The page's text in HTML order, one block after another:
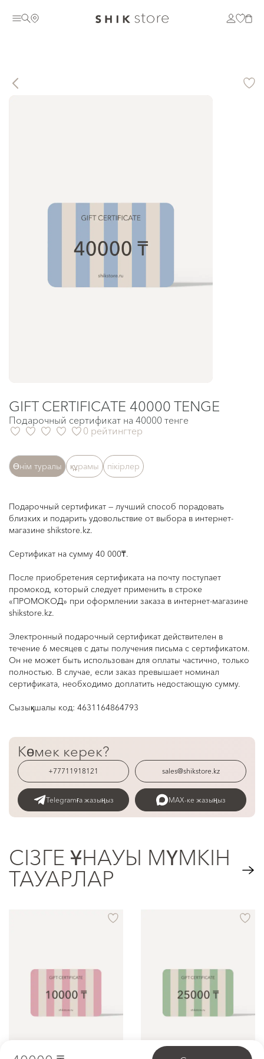
GIFT CERTIFICATE 40000 TENGE
Подарочный сертификат на 40000 тенге
0 рейтингтер
Өнім туралы құрамы пікірлер
Подарочный сертификат — лучший способ порадовать
близких и подарить удовольствие от выбора в интернет-
магазине shikstore.kz.
Сертификат на сумму 40 000₸.
После приобретения сертификата на почту поступает
промокод, который следует применить в строке
«ПРОМОКОД» при оформлении заказа в интернет-магазине
shikstore.kz.
Электронный подарочный сертификат действителен в
течение 6 месяцев с даты получения письма с сертификатом.
Он не может быть использован для оплаты частично, только
полностью. В случае, если заказ превышает номинал
сертификата, необходимо доплатить недостающую сумму.
Сызықшалы код: 4631164864793
Көмек керек?
+77711918121 sales@shikstore.kz
Telegramға жазыңыз MAX-ке жазыңыз
СІЗГЕ ҰНАУЫ МҮМКІН
ТАУАРЛАР